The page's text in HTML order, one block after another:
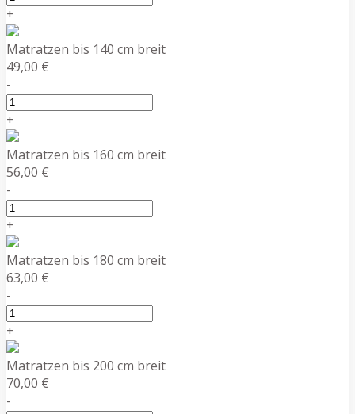
+
Matratzen bis 140 cm breit
49,00 €
-
+
Matratzen bis 160 cm breit
56,00 €
-
+
Matratzen bis 180 cm breit
63,00 €
-
+
Matratzen bis 200 cm breit
70,00 €
-